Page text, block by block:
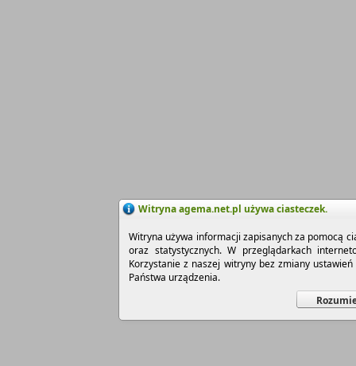
Witryna agema.net.pl używa ciasteczek.
Witryna używa informacji zapisanych za pomocą
oraz statystycznych. W przeglądarkach
Korzystanie z naszej witryny bez zmiany
Państwa urządzenia.